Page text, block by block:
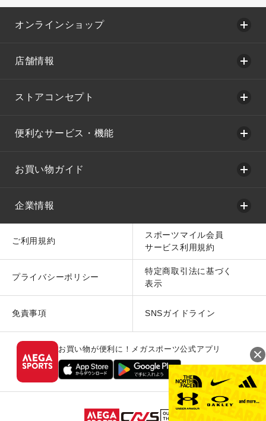
オンラインショップ
店舗情報
ストアコンセプト
便利なサービス・機能
お買い物ガイド
企業情報
ご利用規約
スポーツマイル会員
サービス利用規約
プライバシーポリシー
特定商取引法に基づく
表示
免責事項 SNSガイドライン
お買い物が便利に！メガスポーツ公式アプリ